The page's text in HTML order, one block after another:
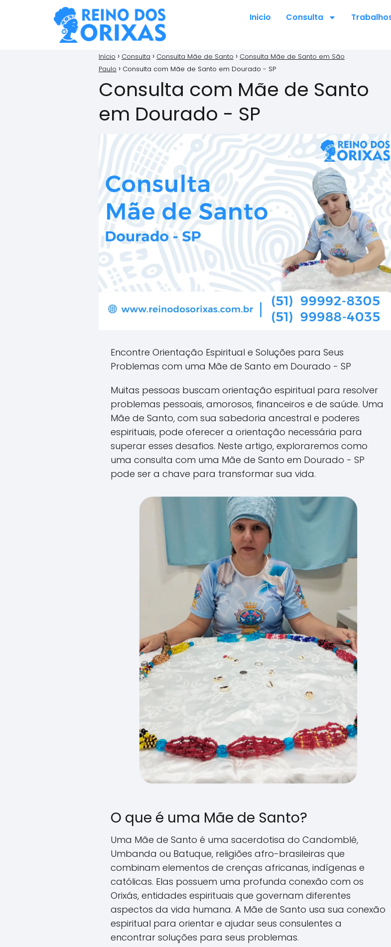
Inicio Consulta
Início Consulta Consulta Mãe de Santo
Consulta Mãe de Santo em São
Paulo
Consulta com Mãe de Santo em Dourado - SP
Consulta com Mãe de Santo
em Dourado - SP
Encontre Orientação Espiritual e Soluções para Seus
Problemas com uma Mãe de Santo em Dourado - SP
Muitas pessoas buscam orientação espiritual para resolver
problemas pessoais, amorosos, financeiros e de saúde. Uma
Mãe de Santo, com sua sabedoria ancestral e poderes
espirituais, pode oferecer a orientação necessária para
superar esses desafios. Neste artigo, exploraremos como
uma consulta com uma Mãe de Santo em Dourado - SP
pode ser a chave para transformar sua vida.
O que é uma Mãe de Santo?
Uma Mãe de Santo é uma sacerdotisa do Candomblé,
Umbanda ou Batuque, religiões afro-brasileiras que
combinam elementos de crenças africanas, indígenas e
católicas. Elas possuem uma profunda conexão com os
Orixás, entidades espirituais que governam diferentes
aspectos da vida humana. A Mãe de Santo usa sua conexão
espiritual para orientar e ajudar seus consulentes a
encontrar soluções para seus problemas.